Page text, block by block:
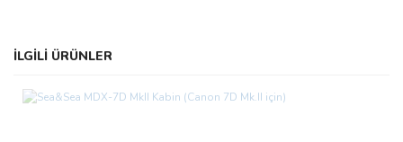
Bu ürünün fiyat bilgisi, resim, ürün açıklamalarında ve diğer
konularda yetersiz gördüğünüz noktaları öneri formunu kullanarak
Görüş ve önerileriniz için teşekkür ederiz.
İLGİLİ ÜRÜNLER